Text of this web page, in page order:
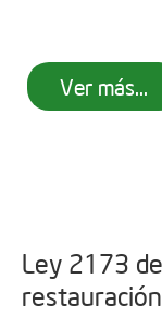
Ver más...
Ley 2173